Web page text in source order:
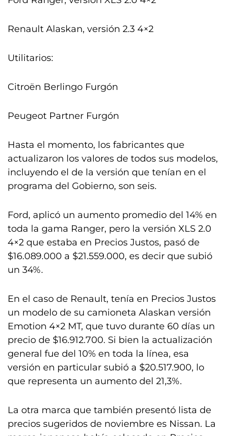
Renault Alaskan, versión 2.3 4×2
Utilitarios:
Citroën Berlingo Furgón
Peugeot Partner Furgón
Hasta el momento, los fabricantes que
actualizaron los valores de todos sus modelos,
incluyendo el de la versión que tenían en el
programa del Gobierno, son seis.
Ford, aplicó un aumento promedio del 14% en
toda la gama Ranger, pero la versión XLS 2.0
4×2 que estaba en Precios Justos, pasó de
$16.089.000 a $21.559.000, es decir que subió
un 34%.
En el caso de Renault, tenía en Precios Justos
un modelo de su camioneta Alaskan versión
Emotion 4×2 MT, que tuvo durante 60 días un
precio de $16.912.700. Si bien la actualización
general fue del 10% en toda la línea, esa
versión en particular subió a $20.517.900, lo
que representa un aumento del 21,3%.
La otra marca que también presentó lista de
precios sugeridos de noviembre es Nissan. La